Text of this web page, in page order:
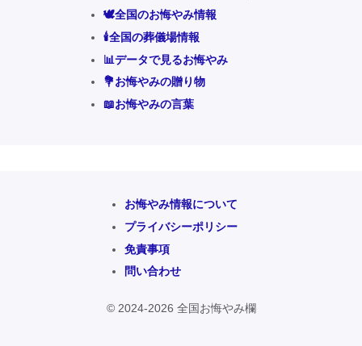
🕊️全国のお悔やみ情報
🕯️全国の葬儀場情報
📊データで見るお悔やみ
💐お悔やみの贈り物
📖お悔やみの言葉
お悔やみ情報について
プライバシーポリシー
免責事項
問い合わせ
© 2024-2026 全国お悔やみ欄